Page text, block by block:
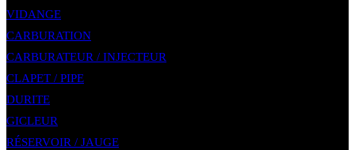
VIDANGE
CARBURATION
CARBURATEUR / INJECTEUR
CLAPET / PIPE
DURITE
GICLEUR
RÉSERVOIR / JAUGE